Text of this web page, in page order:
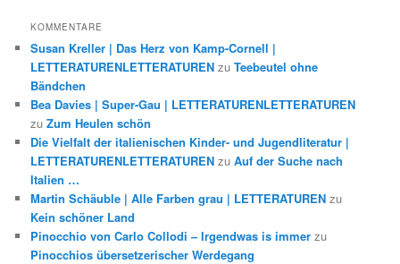
KOMMENTARE
Susan Kreller | Das Herz von Kamp-Cornell |
LETTERATURENLETTERATUREN zuTeebeutel ohne
Bändchen
Bea Davies | Super-Gau | LETTERATURENLETTERATUREN
zuZum Heulen schön
Die Vielfalt der italienischen Kinder- und Jugendliteratur |
LETTERATURENLETTERATUREN zuAuf der Suche nach
Italien …
Martin Schäuble | Alle Farben grau | LETTERATUREN zu
Kein schöner Land
Pinocchio von Carlo Collodi – Irgendwas is immer zu
Pinocchios übersetzerischer Werdegang